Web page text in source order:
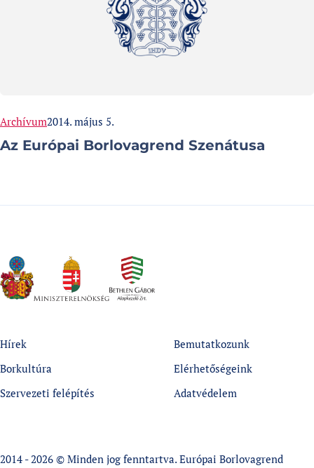
Categories:
ArchívumPublished at
2014. május 5.
Az Európai Borlovagrend Szenátusa
Hírek
Borkultúra
Szervezeti felépítés
Bemutatkozunk
Elérhetőségeink
Adatvédelem
2014 - 2026 © Minden jog fenntartva. Európai Borlovagrend